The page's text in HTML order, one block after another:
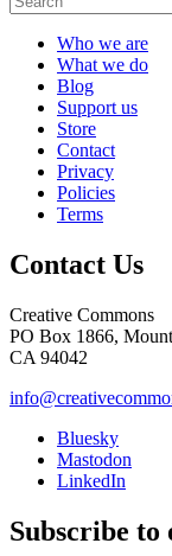
Who we are
What we do
Blog
Support us
Store
Contact
Privacy
Policies
Terms
Contact Us
Creative Commons
PO Box 1866,
CA 94042
Bluesky
Mastodon
LinkedIn
Subscribe to